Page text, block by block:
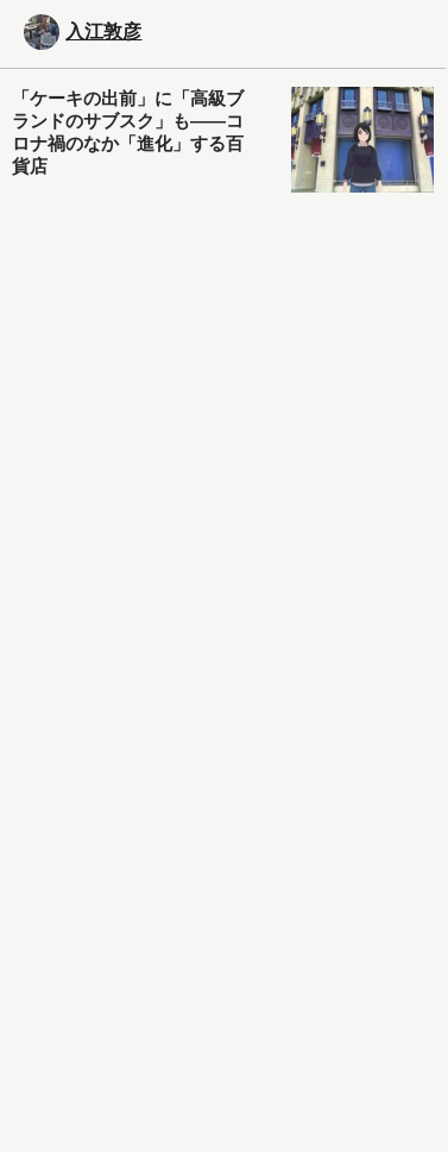
入江敦彦
「ケーキの出前」に「高級ブ
ランドのサブスク」も――コ
ロナ禍のなか「進化」する百
貨店